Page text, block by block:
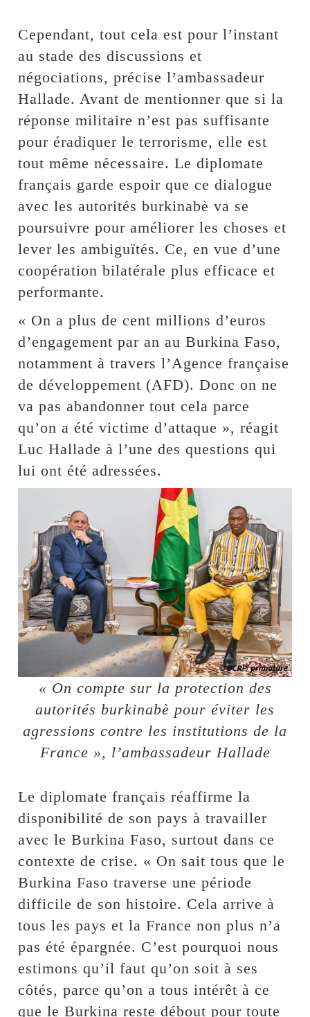
Cependant, tout cela est pour l’instant
au stade des discussions et
négociations, précise l’ambassadeur
Hallade. Avant de mentionner que si la
réponse militaire n’est pas suffisante
pour éradiquer le terrorisme, elle est
tout même nécessaire. Le diplomate
français garde espoir que ce dialogue
avec les autorités burkinabè va se
poursuivre pour améliorer les choses et
lever les ambiguïtés. Ce, en vue d’une
coopération bilatérale plus efficace et
performante.
« On a plus de cent millions d’euros
d’engagement par an au Burkina Faso,
notamment à travers l’Agence française
de développement (AFD). Donc on ne
va pas abandonner tout cela parce
qu’on a été victime d’attaque », réagit
Luc Hallade à l’une des questions qui
lui ont été adressées.
« On compte sur la protection des
autorités burkinabè pour éviter les
agressions contre les institutions de la
France », l’ambassadeur Hallade
Le diplomate français réaffirme la
disponibilité de son pays à travailler
avec le Burkina Faso, surtout dans ce
contexte de crise. « On sait tous que le
Burkina Faso traverse une période
difficile de son histoire. Cela arrive à
tous les pays et la France non plus n’a
pas été épargnée. C’est pourquoi nous
estimons qu’il faut qu’on soit à ses
côtés, parce qu’on a tous intérêt à ce
que le Burkina reste débout pour toute